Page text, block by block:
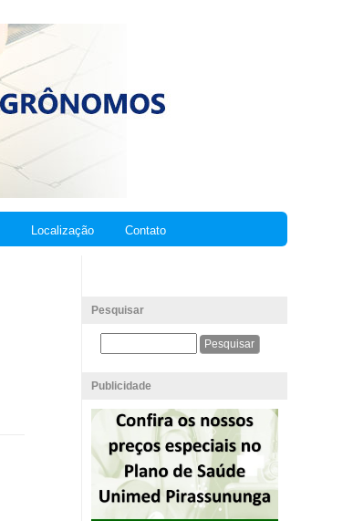
Localização Contato
Pesquisar
Publicidade